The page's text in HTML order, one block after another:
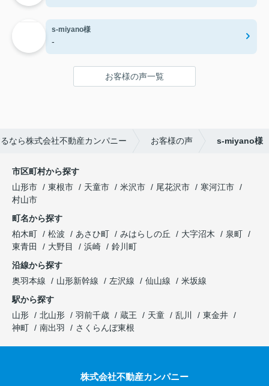
s-miyano様
-
お客様の声一覧
なら株式会社不動産カンパニー お客様の声 s-miyano様
市区町村から探す
山形市
東根市 天童市 米沢市 尾花沢市
寒河江市
村山市
町名から探す
柏木町
松波 あさひ町 みはらしの丘 大字沼木
泉町
東青田
大野目 浜崎
鈴川町
沿線から探す
奥羽本線
山形新幹線 左沢線 仙山線
米坂線
駅から探す
山形
北山形 羽前千歳 蔵王 天童 乱川
東金井
神町
南出羽 さくらんぼ東根
株式会社不動産カンパニー